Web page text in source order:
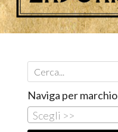
Naviga per marchio
Scegli >>